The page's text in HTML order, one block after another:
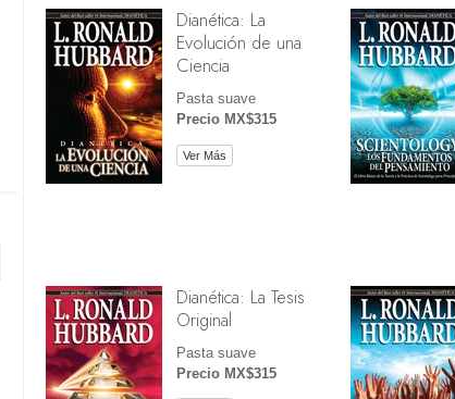
Dianética: La
Evolución de una
Ciencia
Pasta suave
Precio MX$315
Ver Más
Dianética: La Tesis
Original
Pasta suave
Precio MX$315